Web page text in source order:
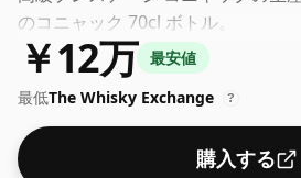
のコニャック 70cl ボトル。
￥12万
最安値
最低The Whisky Exchange ?
購入する